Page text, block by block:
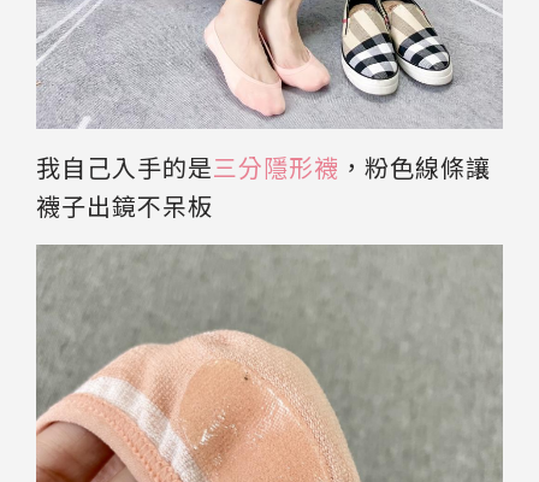
我自己入手的是三分隱形襪 ，粉色線條讓
襪子出鏡不呆板